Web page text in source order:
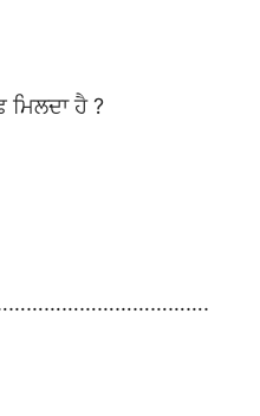
ਮਿਲਦਾ ਹੈ ?
………………………………….